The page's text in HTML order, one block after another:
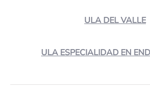
ULA DEL VALLE
ULA ESPECIALIDAD EN